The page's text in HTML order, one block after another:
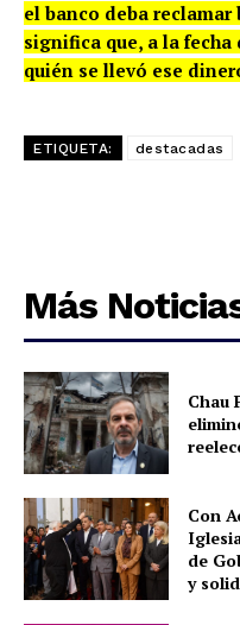
el banco deba
significa que, a la
quién se llevó ese
ETIQUETA: destacadas
Más
Chau
Con
de
y